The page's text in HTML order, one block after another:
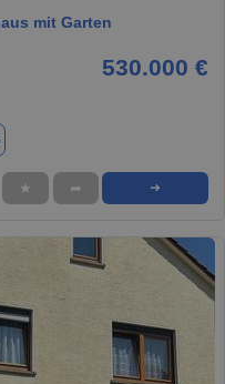
mit Garten
530.000 €
★ ➦ ➜